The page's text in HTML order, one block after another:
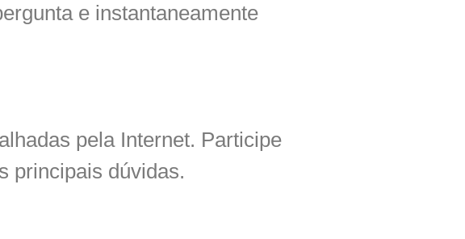
e instantaneamente
pela Internet. Participe
principais dúvidas.